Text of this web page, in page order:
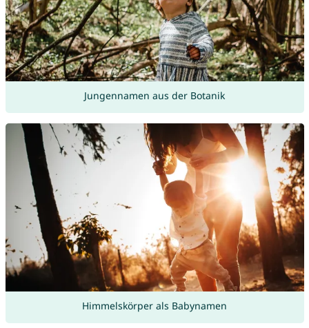
Jungennamen aus der Botanik
Himmelskörper als Babynamen